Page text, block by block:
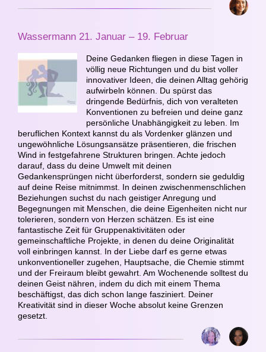
Wassermann 21. Januar – 19. Februar
Deine Gedanken fliegen in diese Tagen in
völlig neue Richtungen und du bist voller
innovativer Ideen, die deinen Alltag gehörig
aufwirbeln können. Du spürst das
dringende Bedürfnis, dich von veralteten
Konventionen zu befreien und deine ganz
persönliche Unabhängigkeit zu leben. Im
beruflichen Kontext kannst du als Vordenker glänzen und
ungewöhnliche Lösungsansätze präsentieren, die frischen
Wind in festgefahrene Strukturen bringen. Achte jedoch
darauf, dass du deine Umwelt mit deinen
Gedankensprüngen nicht überforderst, sondern sie geduldig
auf deine Reise mitnimmst. In deinen zwischenmenschlichen
Beziehungen suchst du nach geistiger Anregung und
Begegnungen mit Menschen, die deine Eigenheiten nicht nur
tolerieren, sondern von Herzen schätzen. Es ist eine
fantastische Zeit für Gruppenaktivitäten oder
gemeinschaftliche Projekte, in denen du deine Originalität
voll einbringen kannst. In der Liebe darf es gerne etwas
unkonventioneller zugehen, Hauptsache, die Chemie stimmt
und der Freiraum bleibt gewahrt. Am Wochenende solltest du
deinen Geist nähren, indem du dich mit einem Thema
beschäftigst, das dich schon lange fasziniert. Deiner
Kreativität sind in dieser Woche absolut keine Grenzen
gesetzt.